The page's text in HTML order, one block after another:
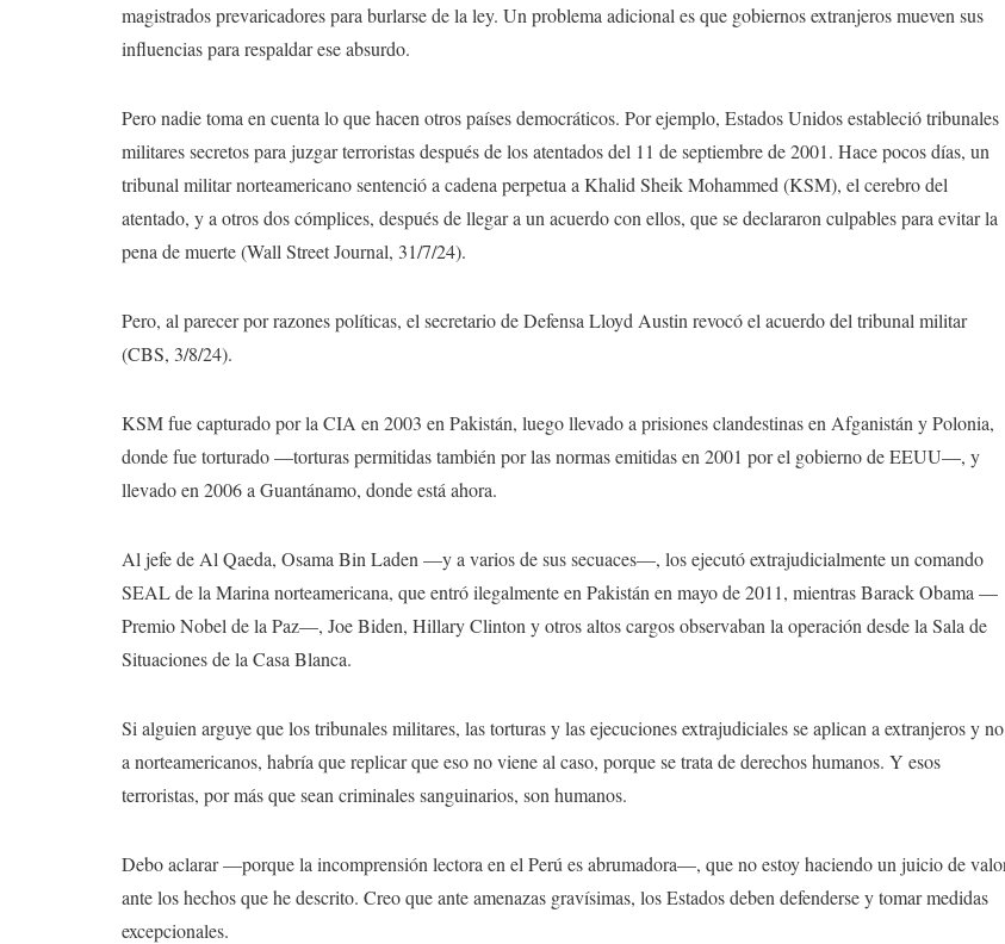
magistrados prevaricadores para burlarse de la ley. Un problema adicional es que gobiernos extranjeros mueven sus
influencias para respaldar ese absurdo.
Pero nadie toma en cuenta lo que hacen otros países democráticos. Por ejemplo, Estados Unidos estableció tribunales
militares secretos para juzgar terroristas después de los atentados del 11 de septiembre de 2001. Hace pocos días, un
tribunal militar norteamericano sentenció a cadena perpetua a Khalid Sheik Mohammed (KSM), el cerebro del
atentado, y a otros dos cómplices, después de llegar a un acuerdo con ellos, que se declararon culpables para evitar la
pena de muerte (Wall Street Journal, 31/7/24).
Pero, al parecer por razones políticas, el secretario de Defensa Lloyd Austin revocó el acuerdo del tribunal militar
(CBS, 3/8/24).
KSM fue capturado por la CIA en 2003 en Pakistán, luego llevado a prisiones clandestinas en Afganistán y Polonia,
donde fue torturado —torturas permitidas también por las normas emitidas en 2001 por el gobierno de EEUU—, y
llevado en 2006 a Guantánamo, donde está ahora.
Al jefe de Al Qaeda, Osama Bin Laden —y a varios de sus secuaces—, los ejecutó extrajudicialmente un comando
SEAL de la Marina norteamericana, que entró ilegalmente en Pakistán en mayo de 2011, mientras Barack Obama —
Premio Nobel de la Paz—, Joe Biden, Hillary Clinton y otros altos cargos observaban la operación desde la Sala de
Situaciones de la Casa Blanca.
Si alguien arguye que los tribunales militares, las torturas y las ejecuciones extrajudiciales se aplican a extranjeros y no
a norteamericanos, habría que replicar que eso no viene al caso, porque se trata de derechos humanos. Y esos
terroristas, por más que sean criminales sanguinarios, son humanos.
Debo aclarar —porque la incomprensión lectora en el Perú es abrumadora—, que no estoy haciendo un juicio de
ante los hechos que he descrito. Creo que ante amenazas gravísimas, los Estados deben defenderse y tomar medidas
excepcionales.